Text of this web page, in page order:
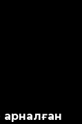
арналған